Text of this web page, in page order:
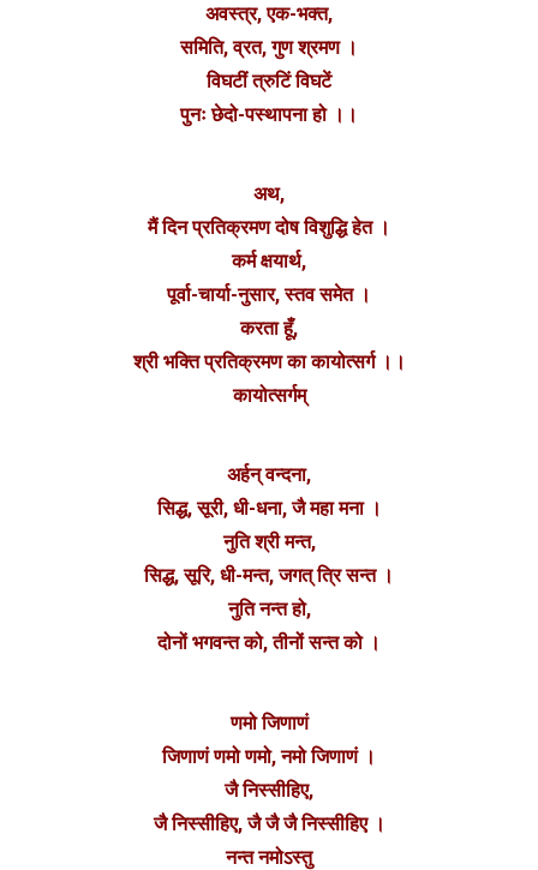
अवस्त्र, एक-भक्त,
समिति, व्रत, गुण श्रमण ।
विघटीं त्रुटिं विघटें
पुनः छेदो-पस्थापना हो ।।
अथ,
मैं दिन प्रतिक्रमण दोष विशुद्धि हेत ।
कर्म क्षयार्थ,
पूर्वा-चार्या-नुसार, स्तव समेत ।
करता हूँ,
श्री भक्ति प्रतिक्रमण का कायोत्सर्ग ।।
कायोत्सर्गम्
अर्हन् वन्दना,
सिद्ध, सूरी, धी-धना, जै महा मना ।
नुति श्री मन्त,
सिद्ध, सूरि, धी-मन्त, जगत् त्रि सन्त ।
नुति नन्त हो,
दोनों भगवन्त को, तीनों सन्त को ।
णमो जिणाणं
जिणाणं णमो णमो, नमो जिणाणं ।
जै निस्सीहिए,
जै निस्सीहिए, जै जै जै निस्सीहिए ।
नन्त नमोऽस्तु